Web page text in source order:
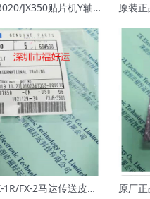
原厂JUKI FX-3/3010/3020/JX350贴片机Y轴光学尺/磁尺40091396
原装正品JUKI FX-1/FX-1R/FX-2马达传送皮带L171E021000